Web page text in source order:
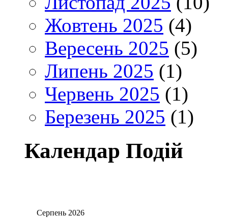
Жовтень 2025 (4)
Вересень 2025 (5)
Липень 2025 (1)
Червень 2025 (1)
Березень 2025 (1)
Календар Подій
Серпень 2026